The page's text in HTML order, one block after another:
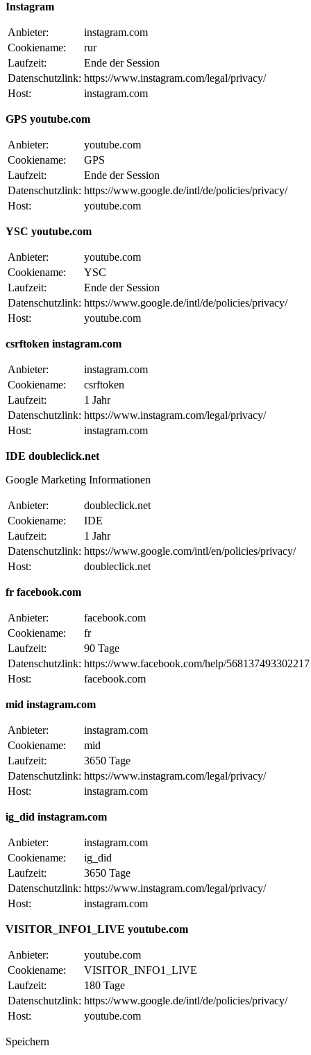
Instagram
Anbieter:
instagram.com
Cookiename:
rur
Laufzeit:
Ende der Session
Datenschutzlink: https://www.instagram.com/legal/privacy/
Host:
instagram.com
GPS youtube.com
Anbieter:
youtube.com
Cookiename:
GPS
Laufzeit:
Ende der Session
Datenschutzlink: https://www.google.de/intl/de/policies/privacy/
Host:
youtube.com
YSC youtube.com
Anbieter:
youtube.com
Cookiename:
YSC
Laufzeit:
Ende der Session
Datenschutzlink: https://www.google.de/intl/de/policies/privacy/
Host:
youtube.com
csrftoken instagram.com
Anbieter:
instagram.com
Cookiename:
csrftoken
Laufzeit:
1 Jahr
Datenschutzlink: https://www.instagram.com/legal/privacy/
Host:
instagram.com
IDE doubleclick.net
Google Marketing Informationen
Anbieter:
doubleclick.net
Cookiename:
IDE
Laufzeit:
1 Jahr
Datenschutzlink: https://www.google.com/intl/en/policies/privacy/
Host:
doubleclick.net
fr facebook.com
Anbieter:
facebook.com
Cookiename:
fr
Laufzeit:
90 Tage
Datenschutzlink: https://www.facebook.com/help/568137493302217
Host:
facebook.com
mid instagram.com
Anbieter:
instagram.com
Cookiename:
mid
Laufzeit:
3650 Tage
Datenschutzlink: https://www.instagram.com/legal/privacy/
Host:
instagram.com
ig_did instagram.com
Anbieter:
instagram.com
Cookiename:
ig_did
Laufzeit:
3650 Tage
Datenschutzlink: https://www.instagram.com/legal/privacy/
Host:
instagram.com
VISITOR_INFO1_LIVE youtube.com
Anbieter:
youtube.com
Cookiename:
VISITOR_INFO1_LIVE
Laufzeit:
180 Tage
Datenschutzlink: https://www.google.de/intl/de/policies/privacy/
Host:
youtube.com
Speichern